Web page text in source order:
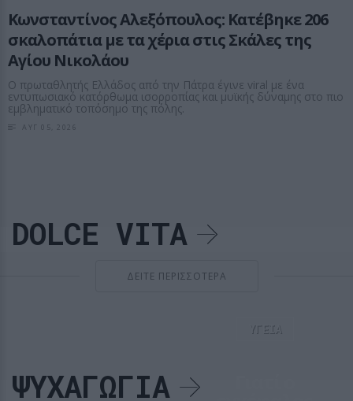
Κωνσταντίνος Αλεξόπουλος: Κατέβηκε 206
σκαλοπάτια με τα χέρια στις Σκάλες της
Αγίου Νικολάου
Ο πρωταθλητής Ελλάδος από την Πάτρα έγινε viral με ένα
εντυπωσιακό κατόρθωμα ισορροπίας και μυϊκής δύναμης στο πιο
εμβληματικό τοπόσημο της πόλης.
ΑΥΓ 05, 2026
DOLCE VITA
ΔΕΙΤΕ ΠΕΡΙΣΣΟΤΕΡΑ
ΨΥΧΑΓΩΓΙΑ
ΥΓΕΙΑ